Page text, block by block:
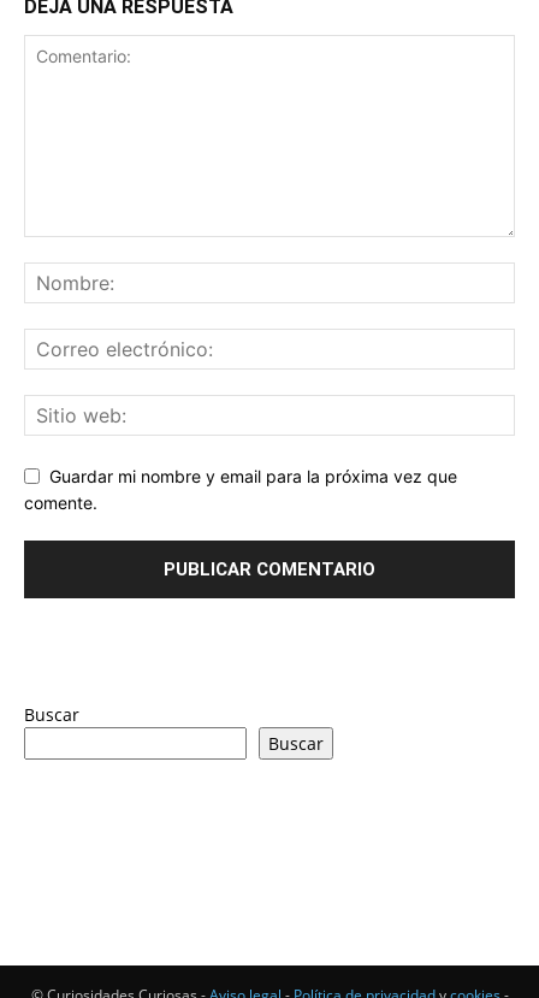
DEJA UNA RESPUESTA
Guardar mi nombre y email para la próxima vez que
comente.
Buscar
Buscar